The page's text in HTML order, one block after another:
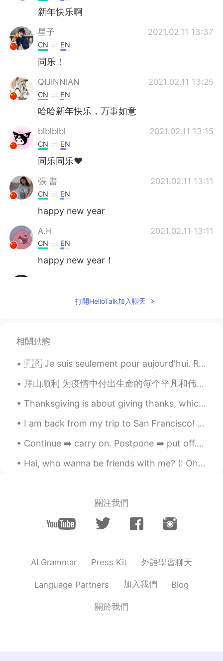
新年快乐啊
星子 2021.02.11 13:37
CN EN
同乐！
QIJINNIAN 2021.02.11 13:25
CN EN
哈哈新年快乐，万事如意
blblblbl 2021.02.11 13:15
CN EN
同乐同乐❤
張 書 2021.02.11 13:11
CN EN
happy new year
A.H 2021.02.11 13:11
CN EN
happy new year！
CN
Happy New Year！
Shmily. 2021.02.11 13:10
Happy new year!
我是β. 2021.02.11 13:10
CN EN
happy new year！
打開HelloTalk加入聊天
相關動態
🇫🇷 Je suis seulement pour aujourd'hui. Récemment je suis occupée. ( I am only online for toda...
拜山顺利 为疫情中付出生命的每个平凡和伟大的人致敬。 China will take a moment of silence for the victims of the virus. Per...
Thanksgiving is about giving thanks, which we highlight once a year, but should be practiced ever...
I am back from my trip to San Francisco! 😊This week I am going to be a bit silent on HelloTalk si...
Continue ➡️ carry on. Postpone ➡️ put off. Surrender ➡️ give in. Refuse ...
Hai, who wanna be friends with me? (: Oh also I’m sorry if our conversation becomes boring or aw...
關注我們
AI Grammar Press Kit 外語學習聊天
Language Partners 加入我們 Blog
關於我們